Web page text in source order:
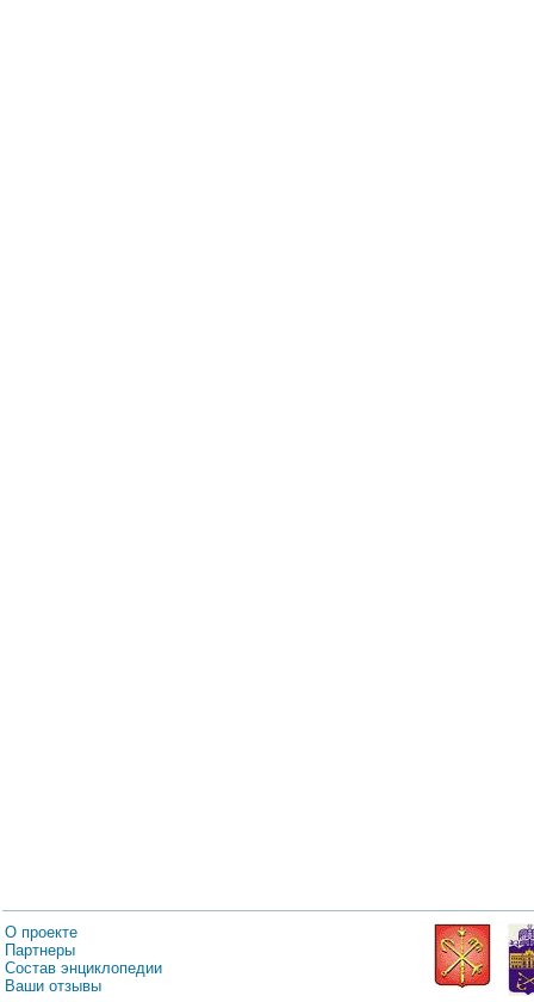
О проекте
Партнеры
Состав энциклопедии
Ваши отзывы